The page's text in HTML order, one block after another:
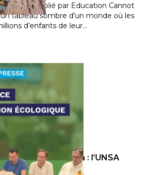
mondial publié par Education Cannot
tableau sombre d’un monde où les
d’enfants de leur…
de l’éducation : l’UNSA
les lignes